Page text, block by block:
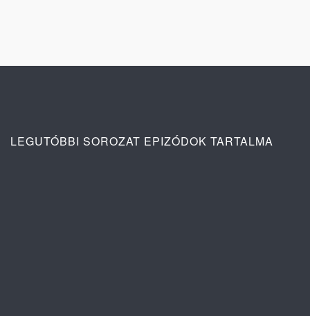
LEGUTÓBBI SOROZAT EPIZÓDOK TARTALMA